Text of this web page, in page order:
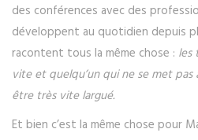
des conférences avec des
développent au quotidien depuis
racontent tous la même chose : les
vite et quelqu’un qui ne se met
être très vite largué.
Et bien c’est la même chose pour